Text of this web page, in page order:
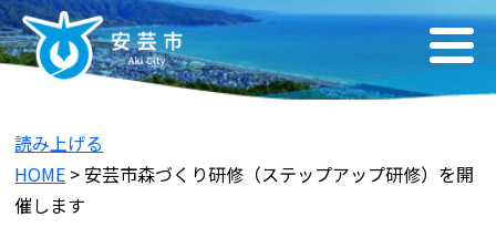
読み上げる
HOME > 安芸市森づくり研修（ステップアップ研修）を開
催します